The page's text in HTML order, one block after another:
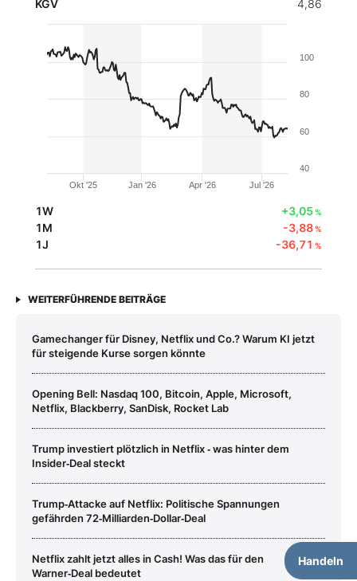
KGV 4,86
Handeln
Okt '25 Jan '26 Apr '26 Jul '26
40
60
80
100
1W +3,05%
1M -3,88%
1J -36,71 %
WEITERFÜHRENDE BEITRÄGE
Gamechanger für Disney, Netflix und Co.? Warum KI jetzt
für steigende Kurse sorgen könnte
Opening Bell: Nasdaq 100, Bitcoin, Apple, Microsoft,
Netflix, Blackberry, SanDisk, Rocket Lab
Trump investiert plötzlich in Netflix ‑ was hinter dem
Insider‑Deal steckt
Trump‑Attacke auf Netflix: Politische Spannungen
gefährden 72‑Milliarden‑Dollar‑Deal
Netflix zahlt jetzt alles in Cash! Was das für den
Warner‑Deal bedeutet